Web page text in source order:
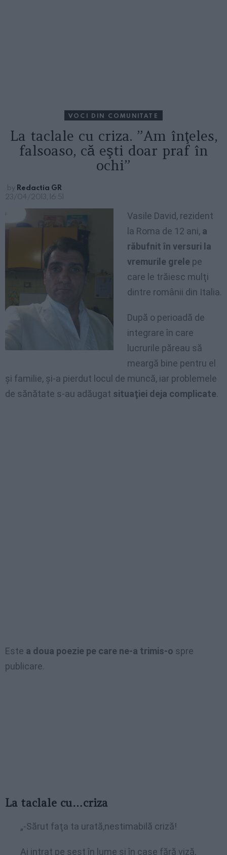
VOCI DIN COMUNITATE
La taclale cu criza. ”Am înţeles,
falsoaso, că eşti doar praf în
ochi”
by Redactia GR
23/04/2013, 16:51
Vasile David, rezident
la Roma de 12 ani, a
răbufnit în versuri la
vremurile grele pe
care le trăiesc mulţi
dintre românii din Italia.
După o perioadă de
integrare în care
lucrurile păreau să
meargă bine pentru el
şi familie, şi-a pierdut locul de muncă, iar problemele
de sănătate s-au adăugat situaţiei deja complicate.
Este a doua poezie pe care ne-a trimis-o spre
publicare.
La taclale cu…criza
„-Sărut faţa ta urată,nestimabilă criză!
Ai intrat pe şest în lume şi în case fără viză,